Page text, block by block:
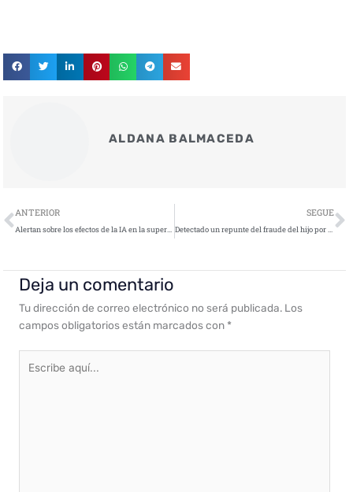
ALDANA BALMACEDA
Ant
ANTERIOR
Alertan sobre los efectos de la IA en la superficie de ataque de identidad
SEGUE
Detectado un repunte del fraude del hijo por SMS para robar dinero en España
Deja un comentario
Tu dirección de correo electrónico no será publicada. Los
campos obligatorios están marcados con *
aquí...